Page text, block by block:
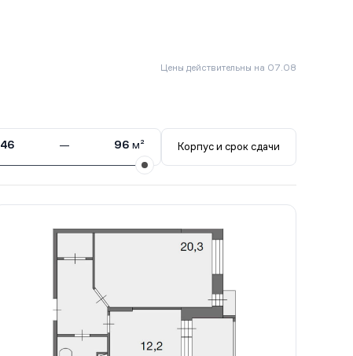
Цены действительны на 07.08
46 — 96 м² Корпус и срок сдачи